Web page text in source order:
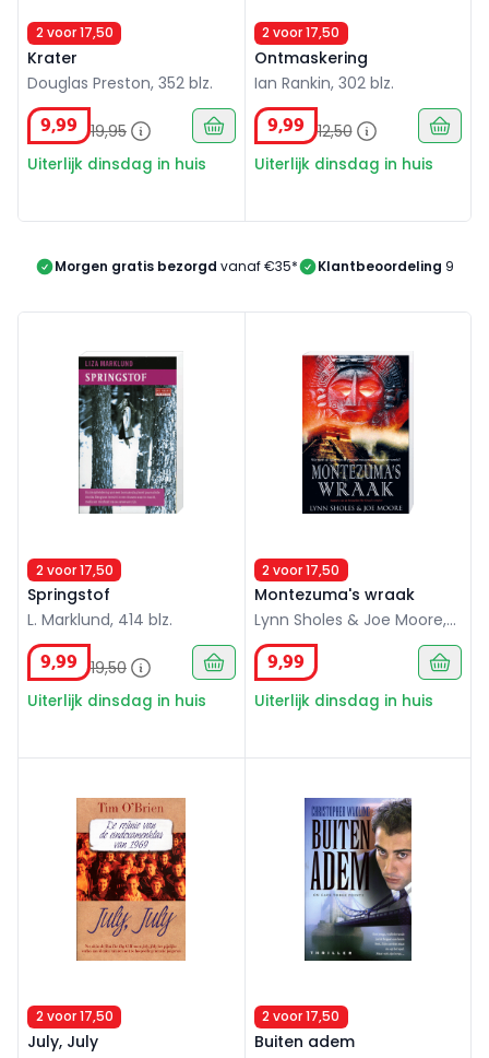
2 voor 17,50
Krater
Douglas Preston, 352 blz.
9,99 19,95
Uiterlijk dinsdag in huis
2 voor 17,50
Ontmaskering
Ian Rankin, 302 blz.
9,99 12,50
Uiterlijk dinsdag in huis
Morgen gratis bezorgd vanaf €35* Klantbeoordeling 9/10
2 voor 17,50
Springstof
L. Marklund, 414 blz.
9,99 19,50
Uiterlijk dinsdag in huis
2 voor 17,50
Montezuma's wraak
Lynn Sholes & Joe Moore,
382 blz.
9,99
Uiterlijk dinsdag in huis
2 voor 17,50
July, July
2 voor 17,50
Buiten adem